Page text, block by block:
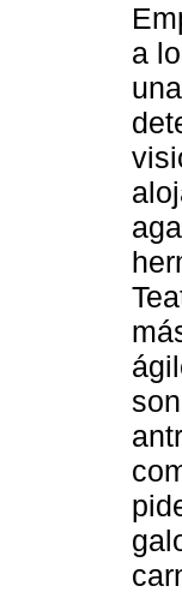
a